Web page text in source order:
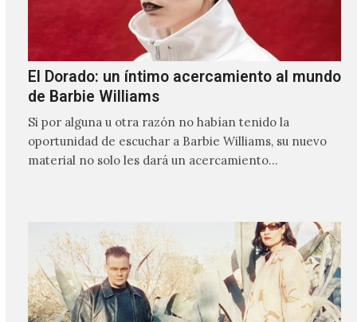
El Dorado: un íntimo acercamiento al mundo
de Barbie Williams
Si por alguna u otra razón no habían tenido la
oportunidad de escuchar a Barbie Williams, su nuevo
material no solo les dará un acercamiento…